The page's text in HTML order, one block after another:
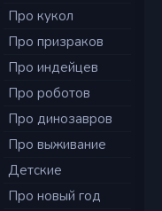
Про кукол
Про призраков
Про индейцев
Про роботов
Про динозавров
Про выживание
Детские
Про новый год